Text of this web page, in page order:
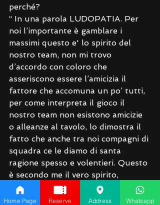
perché?
“ In una parola LUDOPATIA. Per
noi l’importante è gamblare i
massimi questo e' lo spirito del
nostro team, non mi trovo
d’accordo con coloro che
asseriscono essere l’amicizia il
fattore che accomuna un po’ tutti,
per come interpreta il gioco il
nostro team non esistono amicizie
o alleanze al tavolo, lo dimostra il
fatto che anche tra noi compagni di
squadra ce le diamo di santa
ragione spesso e volentieri. Questo
è secondo me il vero spirito,
trattandosi di un gioco individuale,
che dovrebbe accumunare tutti i
Home Page Reserve Address Whatsapp